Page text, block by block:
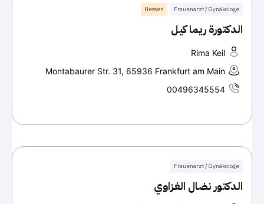
Frauenarzt / Gynäkologe
Hessen
الدكتورة ريما كيل
Rima Keil
Montabaurer Str. 31, 65936 Frankfurt am Main
00496345554
Frauenarzt / Gynäkologe
الدكتور نضال الغزاوي